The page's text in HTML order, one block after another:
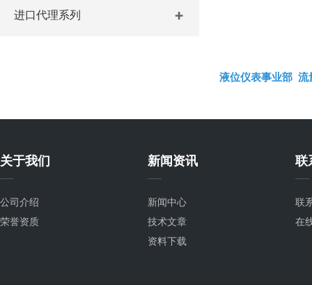
进口代理系列
液位仪表事业部 流
关于我们
公司介绍
荣誉资质
新闻资讯
新闻中心
技术文章
资料下载
联
联
在